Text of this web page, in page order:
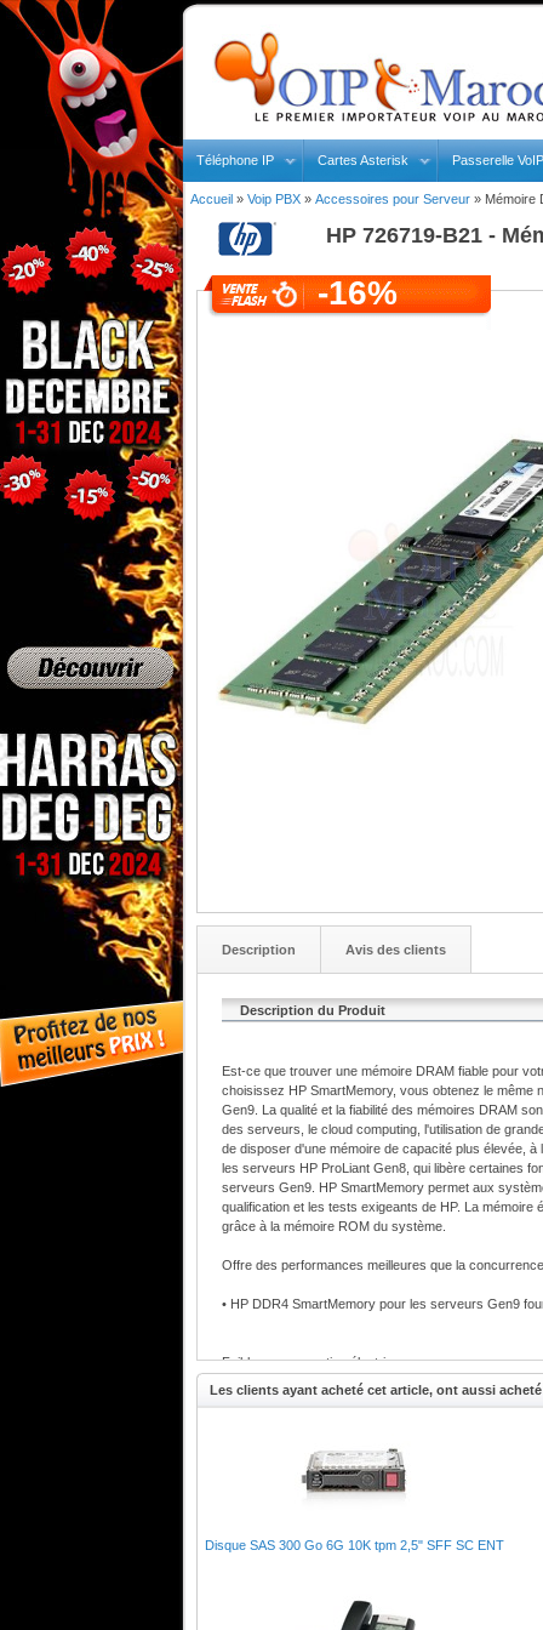
Téléphone IP Cartes Asterisk Passerelle VoIP
Accueil» Voip PBX» Accessoires pour Serveur» Mémoire
HP 726719-B21 -
-16%
Description Avis des clients
Description du Produit
Est-ce que trouver une mémoire DRAM fiable pour
choisissez HP SmartMemory, vous obtenez le même
Gen9. La qualité et la fiabilité des mémoires DRAM
des serveurs, le cloud computing, l'utilisation de
de disposer d'une mémoire de capacité plus élevée,
les serveurs HP ProLiant Gen8, qui libère certaines
serveurs Gen9. HP SmartMemory permet aux
qualification et les tests exigeants de HP. La
grâce à la mémoire ROM du système.
Offre des performances meilleures que la concurrence
• HP DDR4 SmartMemory pour les serveurs Gen9
Faible consommation électrique
• SmartMemory DDR4 a une consommation
Réduit les temps d'arrêt et offre une meilleure
• HP DDR4 SmartMemory offre une réduction de 1 %
16 Go
Les clients ayant acheté cet article, ont aussi
Disque SAS 300 Go 6G 10K tpm 2,5" SFF SC ENT